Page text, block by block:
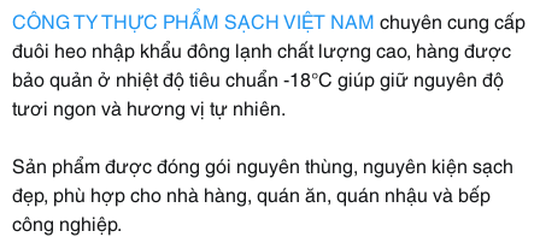
CÔNG TY THỰC PHẨM SẠCH VIỆT NAM chuyên cung cấp
đuôi heo nhập khẩu đông lạnh chất lượng cao, hàng được
bảo quản ở nhiệt độ tiêu chuẩn -18°C giúp giữ nguyên độ
tươi ngon và hương vị tự nhiên.
Sản phẩm được đóng gói nguyên thùng, nguyên kiện sạch
đẹp, phù hợp cho nhà hàng, quán ăn, quán nhậu và bếp
công nghiệp.